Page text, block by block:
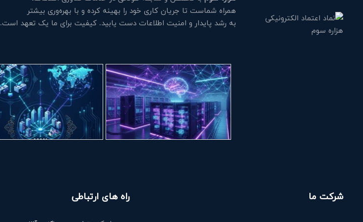
همراه شماست تا جریان کاری خود را بهینه کرده و با بهره‌وری بیشتر
به رشد پایدار و امنیت اطلاعات دست یابید. کیفیت برای ما یک تعهد است.
شرکت ما راه های ارتباطی